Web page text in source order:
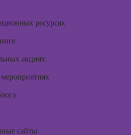
ресурсах
акциях
сайты